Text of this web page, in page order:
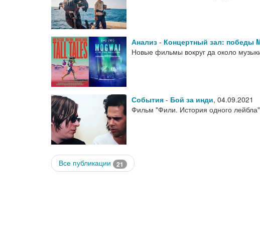
Анализ - Концертный зал: победы
Новые фильмы вокруг да около
События - Бой за инди, 04.09.2021
Фильм "Фили. История одного
Все публикации 21